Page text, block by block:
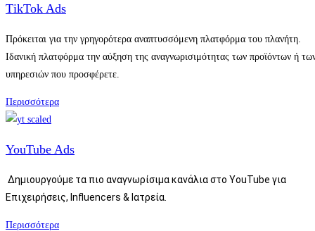
ΤikTok Ads
Πρόκειται για την γρηγορότερα αναπτυσσόμενη πλατφόρμα του πλανήτη.
Ιδανική πλατφόρμα την αύξηση της αναγνωρισιμότητας των προϊόντων ή
υπηρεσιών που προσφέρετε.
Περισσότερα
YouTube Ads
Δημιουργούμε τα πιο αναγνωρίσιμα κανάλια στο YouTube για
Επιχειρήσεις, Ι nfluencers & Ιατρεία.
Περισσότερα